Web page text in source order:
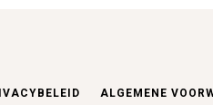
ALGEMENE